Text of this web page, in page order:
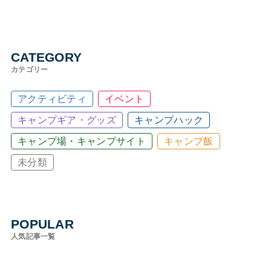
CATEGORY
カテゴリー
アクティビティ イベント
キャンプギア・グッズ キャンプハック
キャンプ場・キャンプサイト キャンプ飯
未分類
POPULAR
人気記事一覧